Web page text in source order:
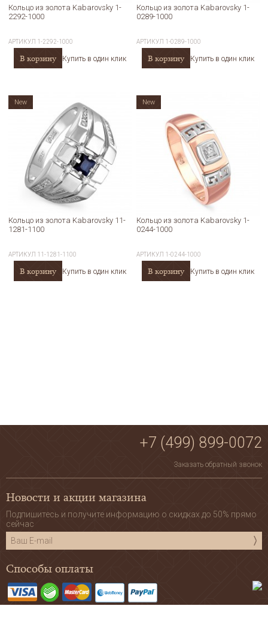
Кольцо из золота Kabarovsky 1-
2292-1000
АРТИКУЛ 1-2292-1000
В корзину Купить в один клик
Кольцо из золота Kabarovsky 1-
0289-1000
АРТИКУЛ 1-0289-1000
В корзину Купить в один клик
Кольцо из золота Kabarovsky 11-
1281-1100
АРТИКУЛ 11-1281-1100
В корзину Купить в один клик
New
Кольцо из золота Kabarovsky 1-
0244-1000
АРТИКУЛ 1-0244-1000
В корзину Купить в один клик
New
+7 (499) 899-0072
Заказать обратный звонок
Новости и акции магазина
Подпишитесь и получите информацию о скидках до 50% прямо
сейчас
Способы оплаты